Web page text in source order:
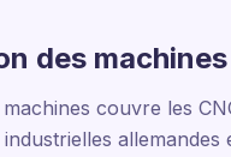
des
couvre les